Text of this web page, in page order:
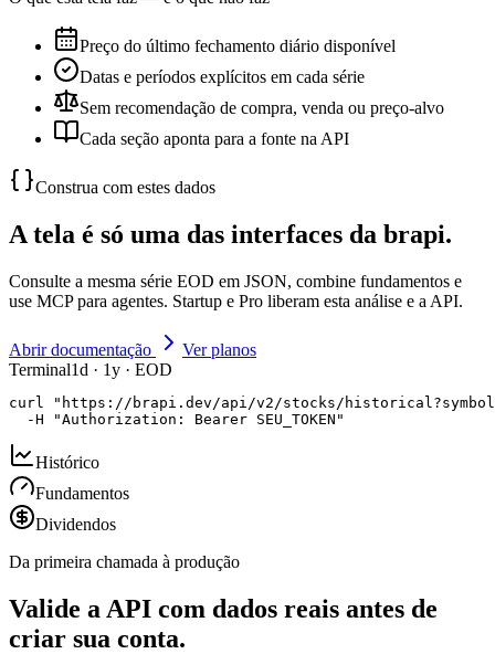
Preço do último fechamento diário disponível
Datas e períodos explícitos em cada série
Sem recomendação de compra, venda ou preço-alvo
Cada seção aponta para a fonte na API
Construa com estes dados
A tela é só uma das interfaces da brapi.
Consulte a mesma série EOD em JSON, combine fundamentos e
use MCP para agentes. Startup e Pro liberam esta análise e a API.
Abrir documentação
Ver planos
Terminal1d · 1y · EOD
curl "https://brapi.dev/api/v2/stocks/
  -H "Authorization: Bearer SEU_TOKEN"
Histórico
Fundamentos
Dividendos
Da primeira chamada à produção
Valide a API com dados reais antes de
criar sua conta.